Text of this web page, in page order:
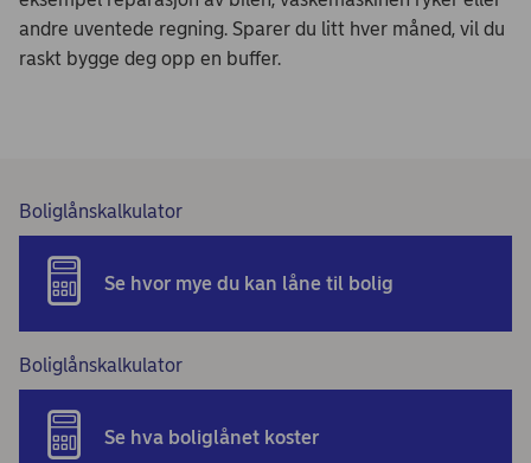
andre uventede regning. Sparer du litt hver måned, vil du
raskt bygge deg opp en buffer.
Boliglånskalkulator
Se hvor mye du kan låne til bolig
Boliglånskalkulator
Se hva boliglånet koster